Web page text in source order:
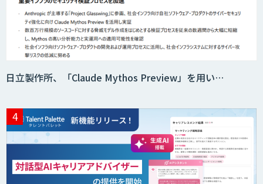
日立製作所、「Claude Mythos Preview」を用い…